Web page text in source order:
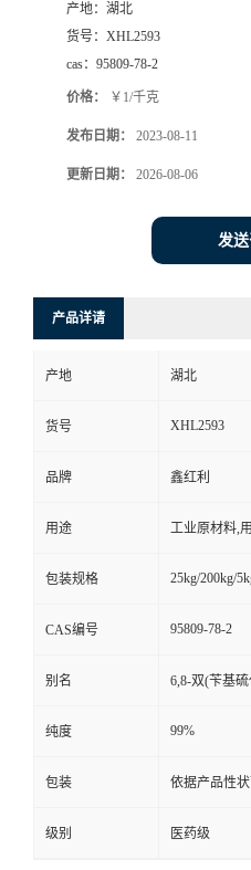
产地： 湖北
货号： XHL2593
cas： 95809-78-2
价格： ￥1/千克
发布日期： 2023-08-11
更新日期： 2026-08-06
发
产品详请
产地 湖北
货号 XHL2593
品牌 鑫红利
用途 工业原材料,
包装规格 25kg/200kg/
CAS编号 95809-78-2
别名 6,8-双(苄基
纯度 99%
包装 依据产品性
级别 医药级